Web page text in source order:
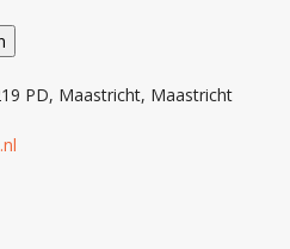
PD, Maastricht, Maastricht